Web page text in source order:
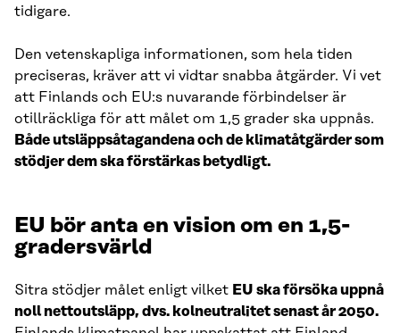
tidigare.
Den vetenskapliga informationen, som hela tiden
preciseras, kräver att vi vidtar snabba åtgärder. Vi vet
att Finlands och EU:s nuvarande förbindelser är
otillräckliga för att målet om 1,5 grader ska uppnås.
Både utsläppsåtagandena och de klimatåtgärder som
stödjer dem ska förstärkas betydligt.
EU bör anta en vision om en 1,5-
gradersvärld
Sitra stödjer målet enligt vilket EU ska försöka uppnå
noll nettoutsläpp, dvs. kolneutralitet senast år 2050.